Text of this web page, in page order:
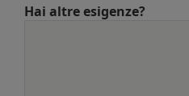
Hai altre esigenze?